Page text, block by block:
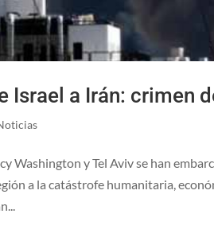
Israel a Irán: crimen
Washington y Tel Aviv se han
a la catástrofe humanitaria,